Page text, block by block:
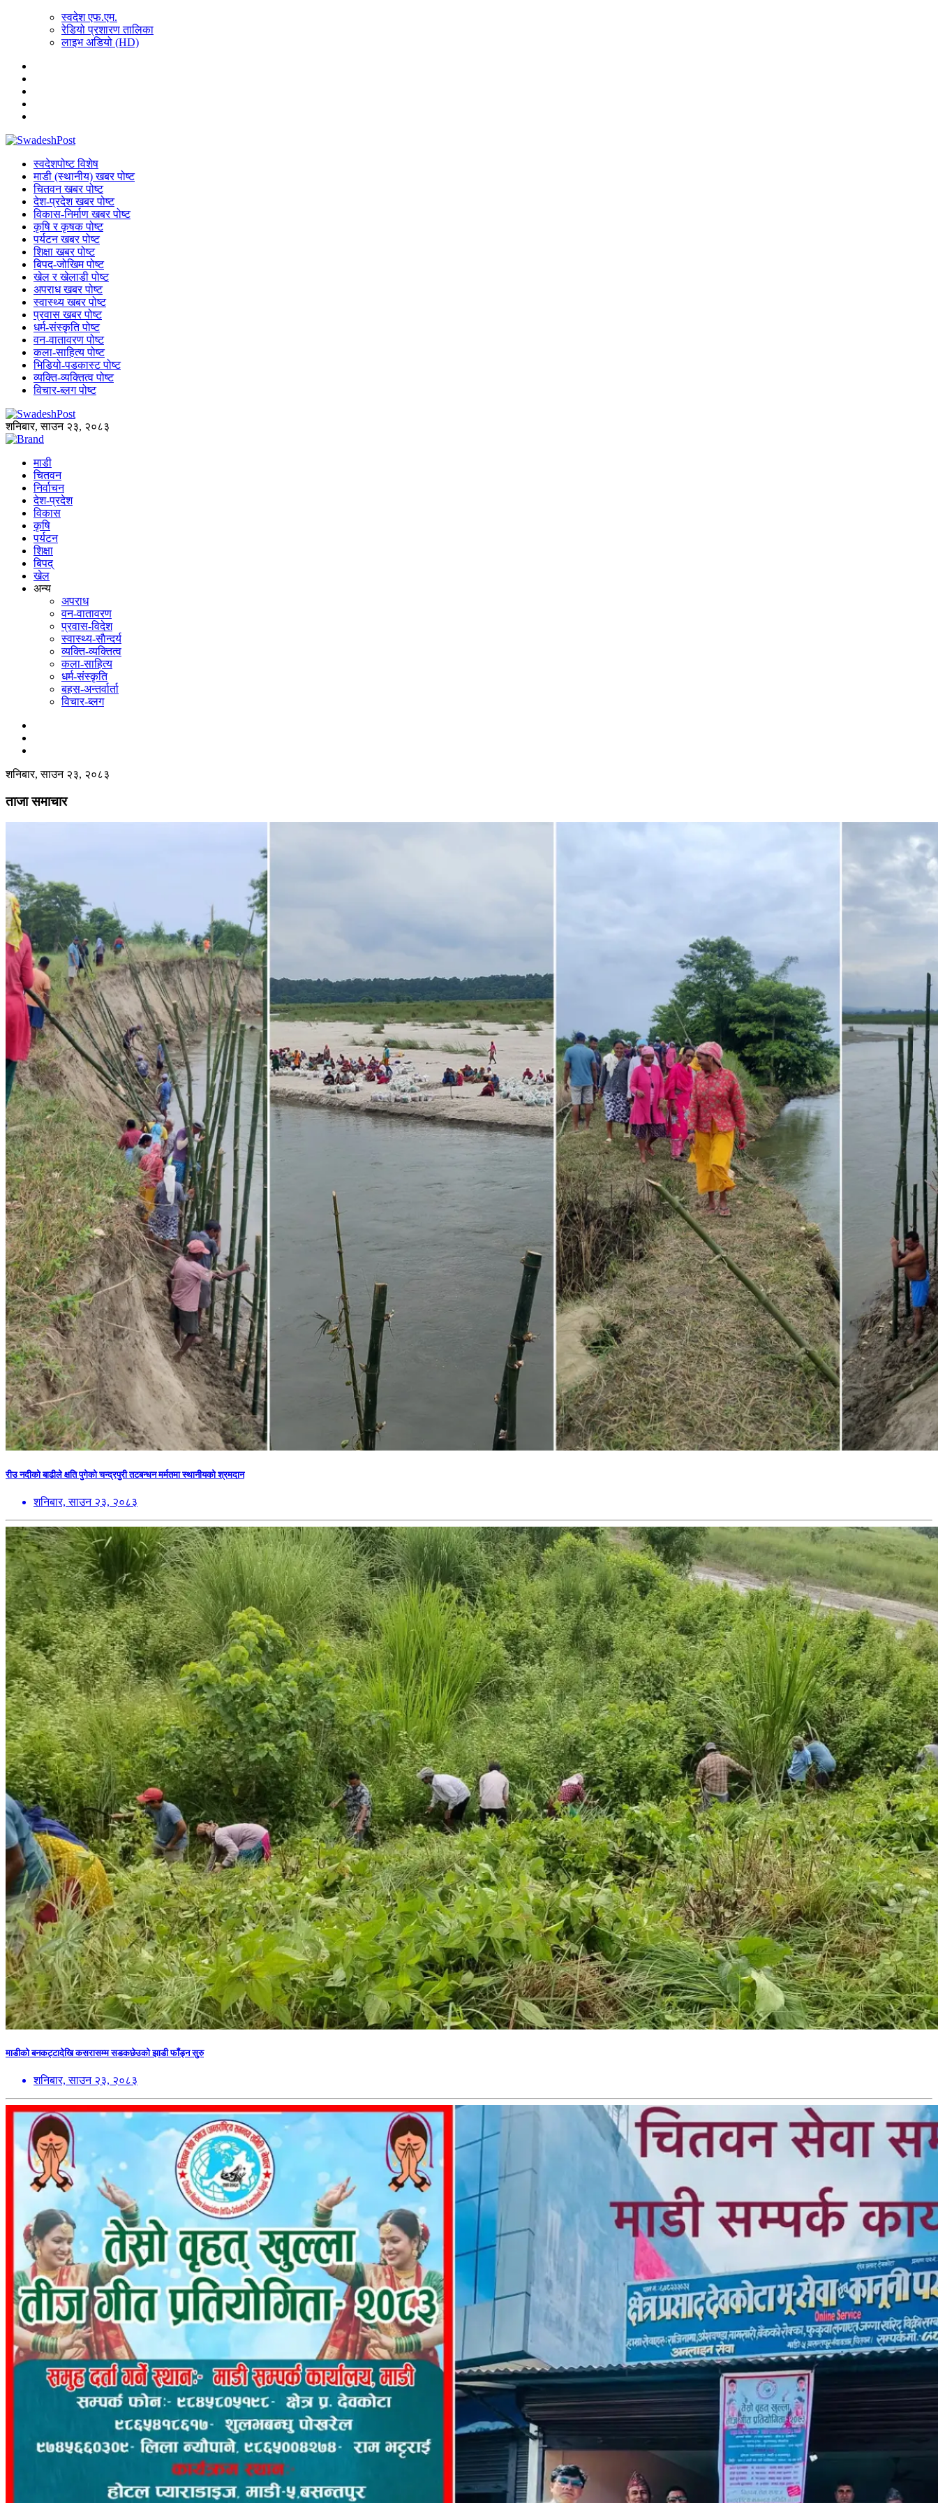
स्वदेश एफ.एम.
रेडियो प्रशारण तालिका
लाइभ अडियो (HD)
स्वदेशपोष्ट विशेष
माडी (स्थानीय) खबर पोष्ट
चितवन खबर पोष्ट
देश-प्रदेश खबर पोष्ट
विकास-निर्माण खबर पोष्ट
कृषि र कृषक पोष्ट
पर्यटन खबर पोष्ट
शिक्षा खबर पोष्ट
बिपद-जोखिम पोष्ट
खेल र खेलाडी पोष्ट
अपराध खबर पोष्ट
स्वास्थ्य खबर पोष्ट
प्रवास खबर पोष्ट
धर्म-संस्कृति पोष्ट
वन-वातावरण पोष्ट
कला-साहित्य पोष्ट
भिडियो-पडकास्ट पोष्ट
व्यक्ति-व्यक्तित्व पोष्ट
विचार-ब्लग पोष्ट
शनिबार, साउन २३, २०८३
माडी
चितवन
निर्वाचन
देश-प्रदेश
विकास
कृषि
पर्यटन
शिक्षा
बिपद्
खेल
अन्य
अपराध
वन-वातावरण
प्रवास-विदेश
स्वास्थ्य-साैन्दर्य
व्यक्ति-व्यक्तित्व
कला-साहित्य
धर्म-संस्कृति
बहस-अन्तर्वार्ता
विचार-ब्लग
शनिबार, साउन २३, २०८३
ताजा समाचार
रीउ नदीको बाढीले क्षति पुगेको चन्द्रपुरी तटबन्धन मर्मतमा स्थानीयको श्रमदान
शनिबार, साउन २३, २०८३
माडीको बनकट्टादेखि कसरासम्म सडकछेउको झाडी फाँड्न सुरु
शनिबार, साउन २३, २०८३